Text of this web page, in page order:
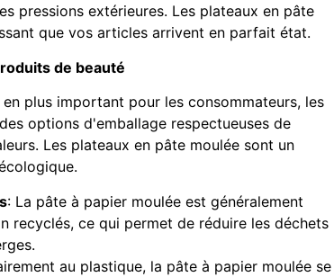
pressions extérieures. Les plateaux en pâte
que vos articles arrivent en parfait état.
de beauté
plus important pour les consommateurs, les
options d'emballage respectueuses de
Les plateaux en pâte moulée sont un
: La pâte à papier moulée est généralement
recyclés, ce qui permet de réduire les déchets
au plastique, la pâte à papier moulée se